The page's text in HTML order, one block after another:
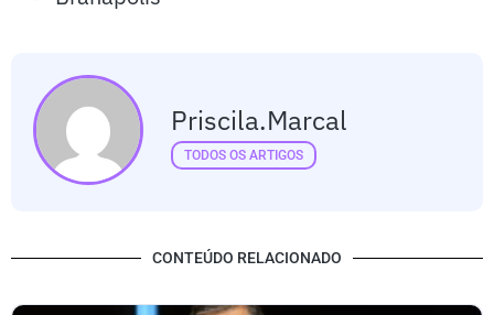
Priscila.marcal
TODOS OS ARTIGOS
CONTEÚDO RELACIONADO